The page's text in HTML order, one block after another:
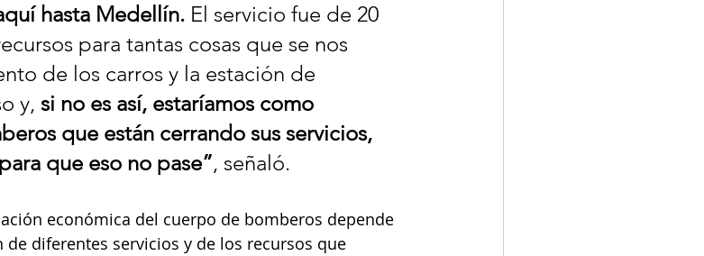
hasta Medellín. El servicio fue de 20
para tantas cosas que se nos
de los carros y la estación de
y, si no es así, estaríamos como
que están cerrando sus servicios,
que eso no pase”, señaló.
económica del cuerpo de bomberos depende
diferentes servicios y de los recursos que